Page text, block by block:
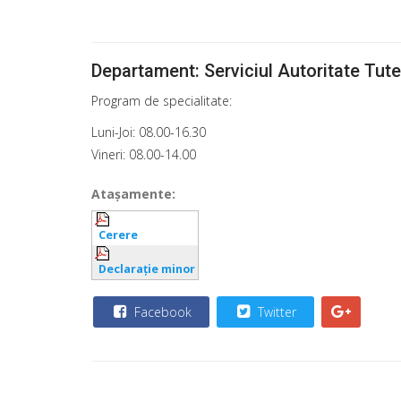
Departament: Serviciul Autoritate
Program de specialitate:
Luni-Joi: 08.00-16.30
Vineri: 08.00-14.00
Ataşamente:
Cerere
Declarație minor
Facebook Twitter